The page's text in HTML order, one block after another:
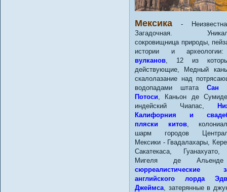
Мексика -
Загадочная.
сокровищница природы,
истории и
вулканов , 12 из
действующие, Медный
скалолазание над
водопадами штата Сан
Потоси , Каньон де
индейский Чиапас,
Калифорния и
пляски китов,
шарм городов
Мексики - Гвадалахары,
Сакатекаса,
Мигеля де
сюрреалистические
английского лорда
Джеймса , затерянные в